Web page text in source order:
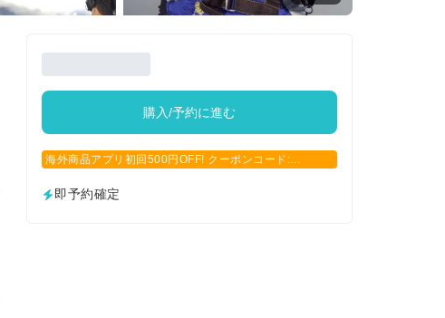
購入/予約に進む
海外商品アプリ初回500円OFF! クーポンコード:
即予約確定